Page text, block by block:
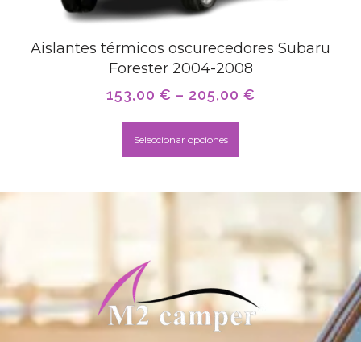
Aislantes térmicos oscurecedores Subaru
Forester 2004-2008
153,00 € – 205,00 €
Seleccionar opciones